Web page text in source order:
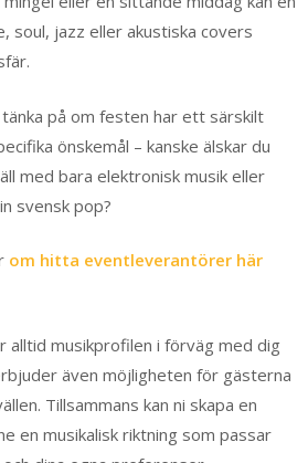
soul, jazz eller akustiska covers
på om festen har ett särskilt
önskemål – kanske älskar du
med bara elektronisk musik eller
svensk pop?
om hitta eventleverantörer här
alltid musikprofilen i förväg med dig
även möjligheten för gästerna
Tillsammans kan ni skapa en
en musikalisk riktning som passar